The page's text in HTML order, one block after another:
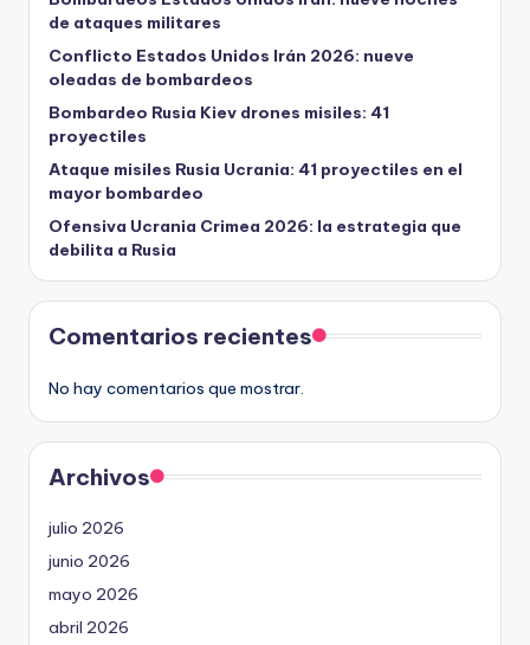
de ataques militares
Conflicto Estados Unidos Irán 2026: nueve
oleadas de bombardeos
Bombardeo Rusia Kiev drones misiles: 41
proyectiles
Ataque misiles Rusia Ucrania: 41 proyectiles en el
mayor bombardeo
Ofensiva Ucrania Crimea 2026: la estrategia que
debilita a Rusia
Comentarios recientes
No hay comentarios que mostrar.
Archivos
julio 2026
junio 2026
mayo 2026
abril 2026